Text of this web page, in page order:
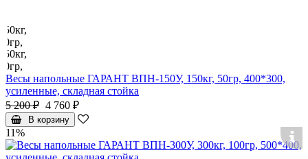
Весы напольные ГАРАНТ ВПН-150У, 150кг, 50гр, 400*300,
усиленные, складная стойка
5 200 ₽ 4 760 ₽
В корзину
11%